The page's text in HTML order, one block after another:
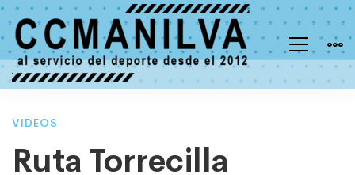
Ruta
VIDEOS
Ruta Torrecilla